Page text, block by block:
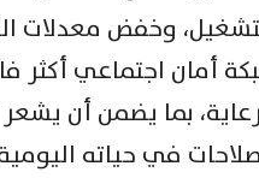
وخفض معدلات
أمان اجتماعي أكثر
بما يضمن أن
في حياته